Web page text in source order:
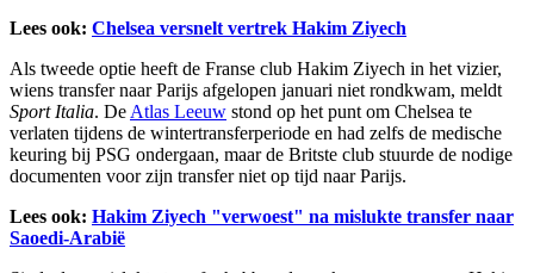
Lees ook: Chelsea versnelt vertrek Hakim Ziyech
Als tweede optie heeft de Franse club Hakim Ziyech in het vizier,
wiens transfer naar Parijs afgelopen januari niet rondkwam, meldt
Sport Italia. De Atlas Leeuw stond op het punt om Chelsea te
verlaten tijdens de wintertransferperiode en had zelfs de medische
keuring bij PSG ondergaan, maar de Britste club stuurde de nodige
documenten voor zijn transfer niet op tijd naar Parijs.
Lees ook: Hakim Ziyech "verwoest" na mislukte transfer naar
Saoedi-Arabië